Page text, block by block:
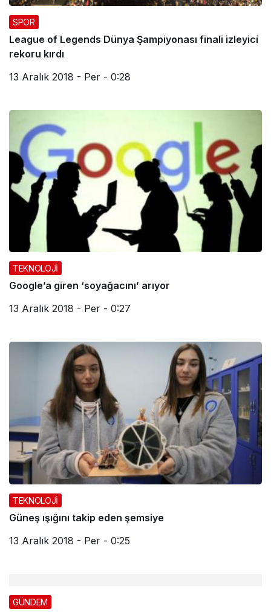
SPOR
League of Legends Dünya Şampiyonası finali izleyici
rekoru kırdı
13 Aralık 2018 - Per - 0:28
TEKNOLOJİ
Google’a giren ‘soyağacını’ arıyor
13 Aralık 2018 - Per - 0:27
TEKNOLOJİ
Güneş ışığını takip eden şemsiye
13 Aralık 2018 - Per - 0:25
GÜNDEM